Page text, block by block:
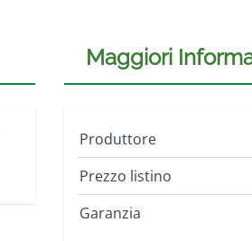
Maggiori
Produttore
Prezzo listino
Garanzia